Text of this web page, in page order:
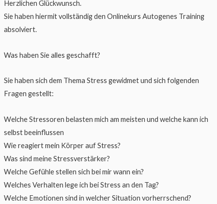
Herzlichen Glückwunsch.
Sie haben hiermit vollständig den Onlinekurs Autogenes Training
absolviert.
Was haben Sie alles geschafft?
Sie haben sich dem Thema Stress gewidmet und sich folgenden
Fragen gestellt:
Welche Stressoren belasten mich am meisten und welche kann ich
selbst beeinflussen
Wie reagiert mein Körper auf Stress?
Was sind meine Stressverstärker?
Welche Gefühle stellen sich bei mir wann ein?
Welches Verhalten lege ich bei Stress an den Tag?
Welche Emotionen sind in welcher Situation vorherrschend?